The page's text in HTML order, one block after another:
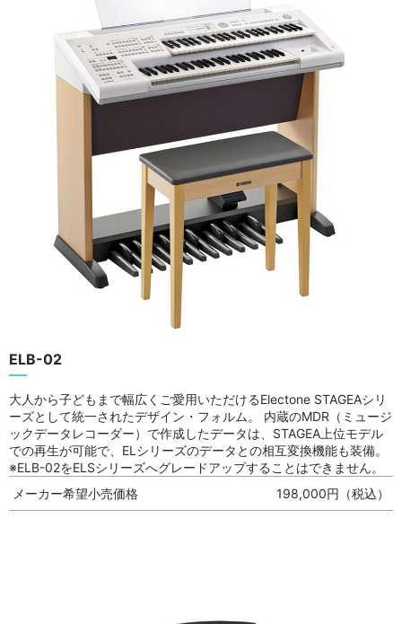
ELB-02
大人から子どもまで幅広くご愛用いただけるElectone STAGEAシリ
ーズとして統一されたデザイン・フォルム。 内蔵のMDR（ミュージ
ックデータレコーダー）で作成したデータは、STAGEA上位モデル
での再生が可能で、ELシリーズのデータとの相互変換機能も装備。
※ELB-02をELSシリーズへグレードアップすることはできません。
メーカー希望小売価格
198,000円（税込）